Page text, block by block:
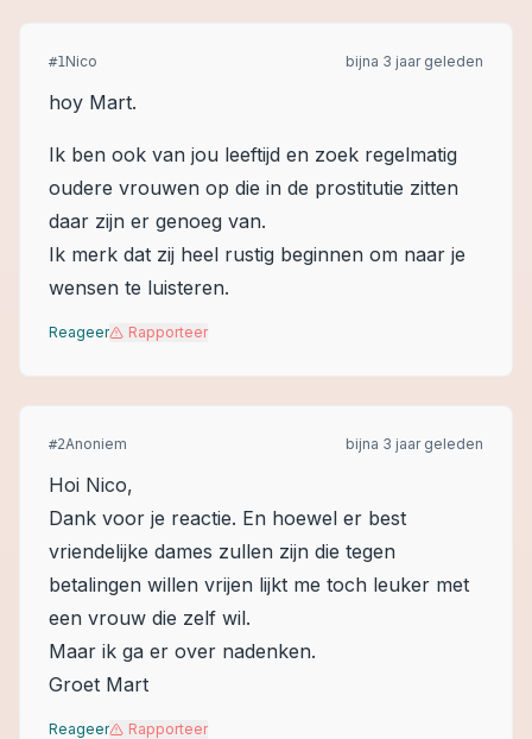
#1Nico bijna 3 jaar geleden
hoy Mart.
Ik ben ook van jou leeftijd en zoek regelmatig
oudere vrouwen op die in de prostitutie zitten
daar zijn er genoeg van.
Ik merk dat zij heel rustig beginnen om naar je
wensen te luisteren.
Reageer Rapporteer
#2Anoniem bijna 3 jaar geleden
Hoi Nico,
Dank voor je reactie. En hoewel er best
vriendelijke dames zullen zijn die tegen
betalingen willen vrijen lijkt me toch leuker met
een vrouw die zelf wil.
Maar ik ga er over nadenken.
Groet Mart
Reageer Rapporteer